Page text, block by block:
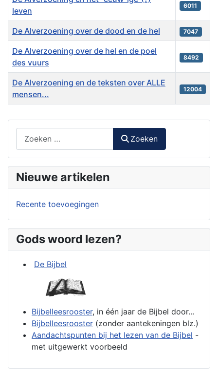
leven
6011
De Alverzoening over de dood en de hel 7047
De Alverzoening over de hel en de poel
des vuurs
8492
De Alverzoening en de teksten over ALLE
mensen...
12004
Zoeken
Nieuwe artikelen
Recente toevoegingen
Gods woord lezen?
De Bijbel
Bijbelleesrooster, in één jaar de Bijbel door...
Bijbelleesrooster (zonder aantekeningen blz.)
Aandachtspunten bij het lezen van de Bijbel -
met uitgewerkt voorbeeld